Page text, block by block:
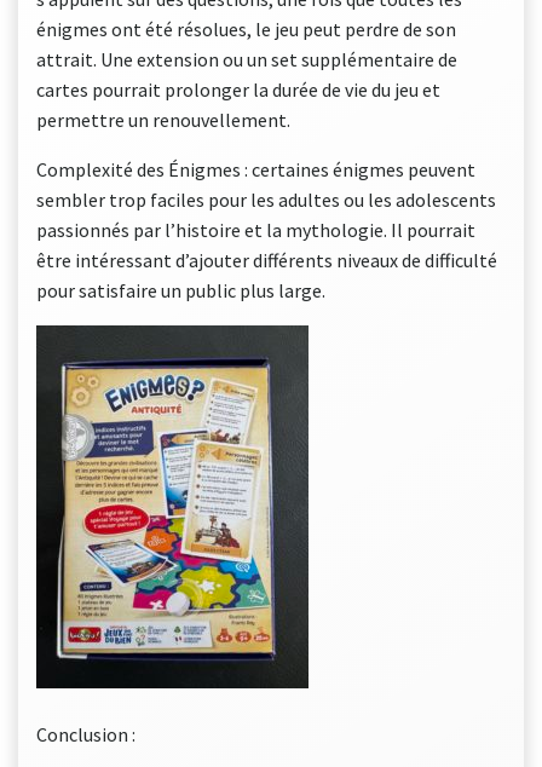
énigmes ont été résolues, le jeu peut perdre de son
attrait. Une extension ou un set supplémentaire de
cartes pourrait prolonger la durée de vie du jeu et
permettre un renouvellement.
Complexité des Énigmes : certaines énigmes peuvent
sembler trop faciles pour les adultes ou les adolescents
passionnés par l’histoire et la mythologie. Il pourrait
être intéressant d’ajouter différents niveaux de difficulté
pour satisfaire un public plus large.
Conclusion :